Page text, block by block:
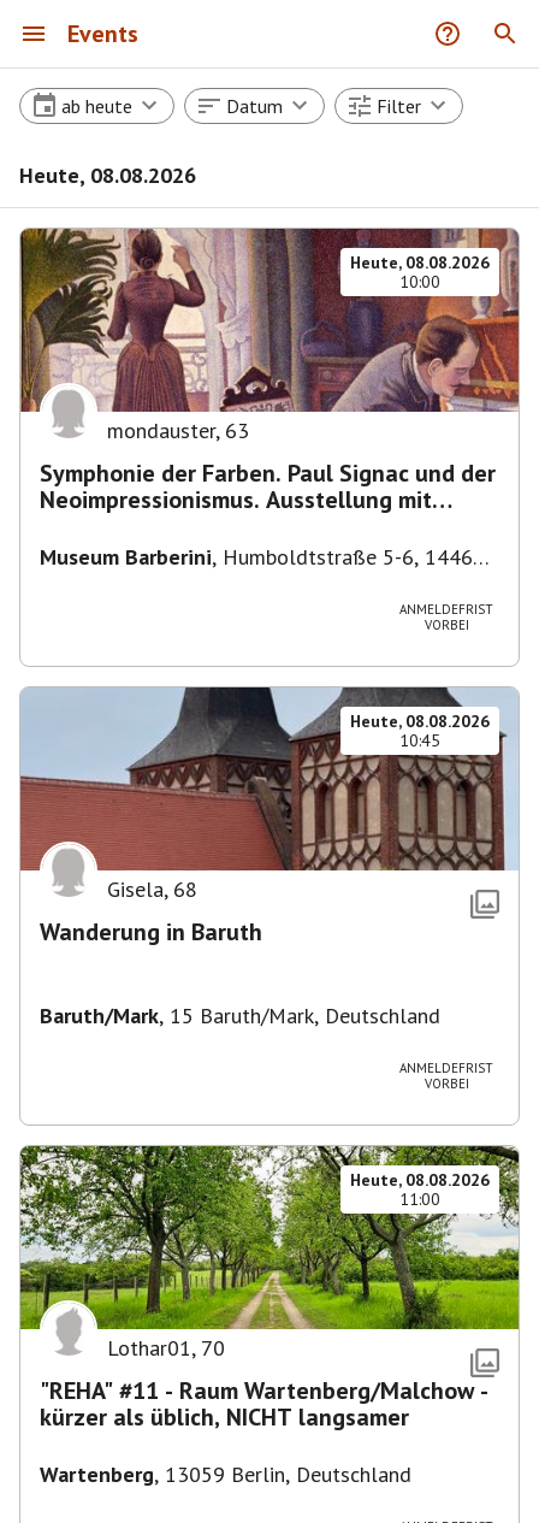
Events
ab heute Datum Filter
Heute, 08.08.2026
Heute, 08.08.2026
10:00
mondauster, 63
Symphonie der Farben. Paul Signac und der
Neoimpressionismus. Ausstellung mit
Museum Barberini, Humboldtstraße 5-6, 14467
ANMELDEFRIST
VORBEI
Heute, 08.08.2026
10:45
Gisela, 68
Wanderung in Baruth
Baruth/Mark, 15 Baruth/Mark, Deutschland
ANMELDEFRIST
VORBEI
Heute, 08.08.2026
11:00
Lothar01, 70
"REHA" #11 - Raum Wartenberg/Malchow -
kürzer als üblich, NICHT langsamer
Wartenberg, 13059 Berlin, Deutschland